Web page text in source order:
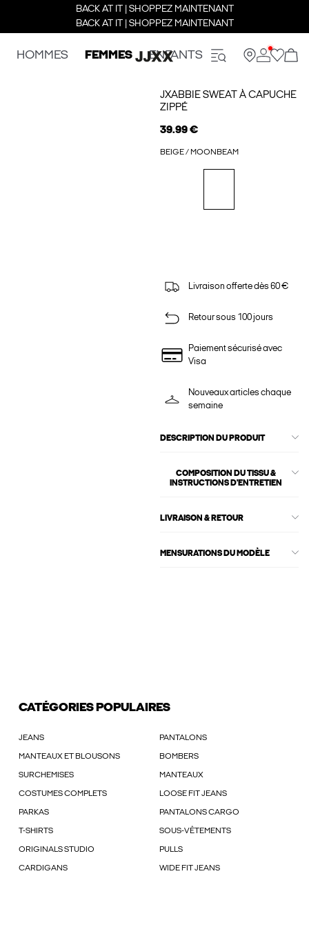
BACK AT IT | SHOPPEZ MAINTENANT
BACK AT IT | SHOPPEZ MAINTENANT
HOMMES FEMMES ENFANTS
JXABBIE SWEAT À CAPUCHE
ZIPPÉ
39.99 €
BEIGE / MOONBEAM
Livraison offerte dès 60 €
Retour sous 100 jours
Paiement sécurisé avec
Visa
Nouveaux articles chaque
semaine
DESCRIPTION DU PRODUIT
COMPOSITION DU TISSU &
INSTRUCTIONS D'ENTRETIEN
LIVRAISON & RETOUR
MENSURATIONS DU MODÈLE
CATÉGORIES POPULAIRES
JEANS PANTALONS
MANTEAUX ET BLOUSONS BOMBERS
SURCHEMISES MANTEAUX
COSTUMES COMPLETS LOOSE FIT JEANS
PARKAS PANTALONS CARGO
T-SHIRTS SOUS-VÊTEMENTS
ORIGINALS STUDIO PULLS
CARDIGANS WIDE FIT JEANS